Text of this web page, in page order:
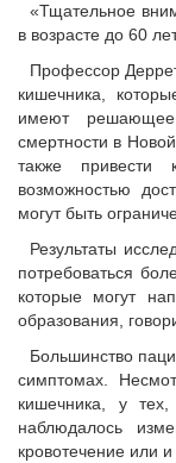
«Тщательное
в возрасте до 60
Профессор
кишечника,
имеют
смертности в
также
возможностью
могут быть
Результаты
потребоваться
которые могут
образования,
Большинство
симптомах.
кишечника, у
наблюдалось
кровотечение или